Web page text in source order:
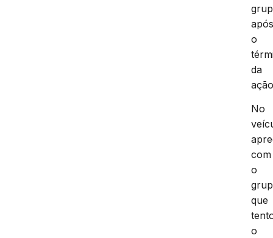
o
da
No
com
o
que
o